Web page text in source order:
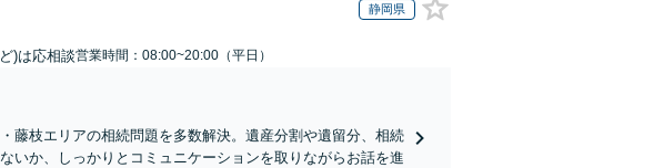
静岡県
)は応相談営業時間：08:00~20:00（平日）
藤枝エリアの相続問題を多数解決。遺産分割や遺留分、相続
いか、しっかりとコミュニケーションを取りながらお話を進